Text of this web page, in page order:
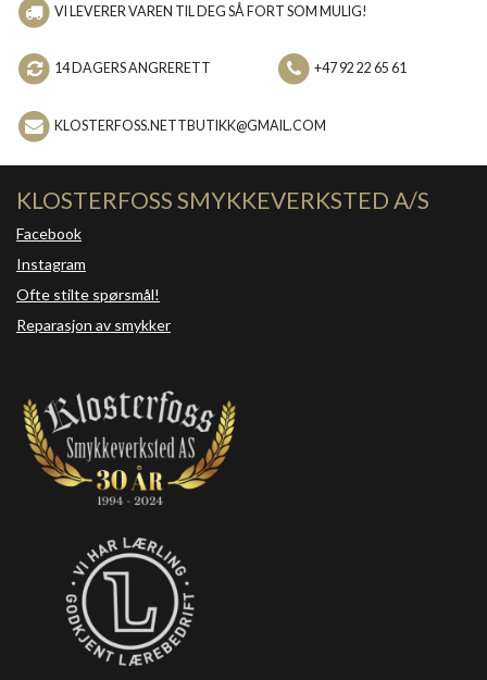
VI LEVERER VAREN TIL DEG SÅ FORT SOM MULIG!
14 DAGERS ANGRERETT +47 92 22 65 61
KLOSTERFOSS.NETTBUTIKK@GMAIL.COM
KLOSTERFOSS SMYKKEVERKSTED A/S
Facebook
Instagram
Ofte stilte spørsmål!
Reparasjon av smykker